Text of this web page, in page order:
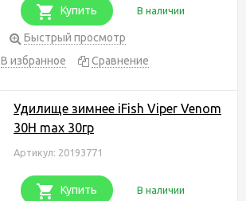
Купить В наличии
Быстрый просмотр
В избранное
Сравнение
Удилище зимнее iFish Viper Venom
30H max 30гр
Артикул: 20193771
Купить В наличии